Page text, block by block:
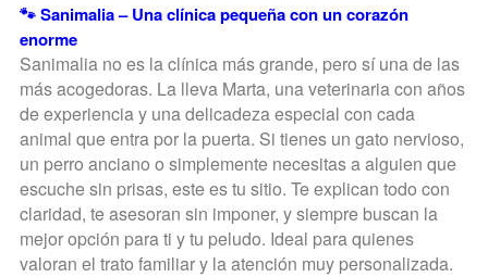
🐾 Sanimalia – Una clínica pequeña con un corazón
enorme
Sanimalia no es la clínica más grande, pero sí una de las
más acogedoras. La lleva Marta, una veterinaria con años
de experiencia y una delicadeza especial con cada
animal que entra por la puerta. Si tienes un gato nervioso,
un perro anciano o simplemente necesitas a alguien que
escuche sin prisas, este es tu sitio. Te explican todo con
claridad, te asesoran sin imponer, y siempre buscan la
mejor opción para ti y tu peludo. Ideal para quienes
valoran el trato familiar y la atención muy personalizada.